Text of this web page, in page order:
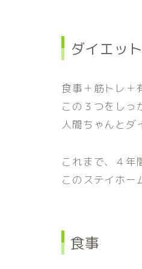
ダイエッ
食事＋筋トレ＋
この３つをしっ
人間ちゃんとダ
これまで、４年
このステイホー
食事